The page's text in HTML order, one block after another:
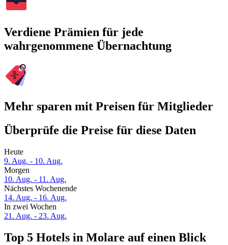
Verdiene Prämien für jede
wahrgenommene Übernachtung
Mehr sparen mit Preisen für Mitglieder
Überprüfe die Preise für diese Daten
Heute
9. Aug. - 10. Aug.
Morgen
10. Aug. - 11. Aug.
Nächstes Wochenende
14. Aug. - 16. Aug.
In zwei Wochen
21. Aug. - 23. Aug.
Top 5 Hotels in Molare auf einen Blick